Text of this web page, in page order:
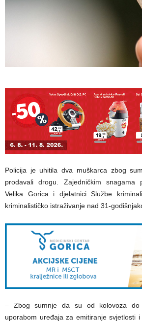
Policija je uhitila dva muškarca zbog
prodavali drogu. Zajedničkim snagama
Velika Gorica i djelatnici Službe
kriminalističko istraživanje nad 31-
– Zbog sumnje da su od kolovoza do
uporabom uređaja za emitiranje svjetlosti